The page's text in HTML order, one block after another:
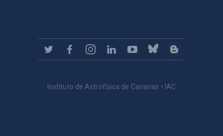
Instituto de Astrofísica de Canarias • IAC